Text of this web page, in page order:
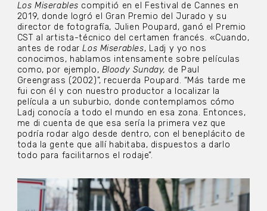
Los Miserables compitió en el Festival de Cannes en
2019, donde logró el Gran Premio del Jurado y su
director de fotografía, Julien Poupard, ganó el Premio
CST al artista-técnico del certamen francés. «Cuando,
antes de rodarLos Miserables, Ladj y yo nos
conocimos, hablamos intensamente sobre películas
como, por ejemplo, Bloody Sunday, de Paul
Greengrass (2002)”, recuerda Poupard. “Más tarde me
fui con él y con nuestro productor a localizar la
película a un suburbio, donde contemplamos cómo
Ladj conocía a todo el mundo en esa zona. Entonces,
me di cuenta de que esa sería la primera vez que
podría rodar algo desde dentro, con el beneplácito de
toda la gente que allí habitaba, dispuestos a darlo
todo para facilitarnos el rodaje”.